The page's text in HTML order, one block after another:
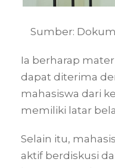
Sumber:
Ia berharap
dapat diterima
mahasiswa dari
memiliki latar
Selain itu,
aktif berdiskusi